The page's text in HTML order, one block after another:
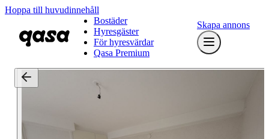
Hoppa till huvudinnehåll
Bostäder
Hyresgäster
För hyresvärdar
Qasa Premium
Skapa annons